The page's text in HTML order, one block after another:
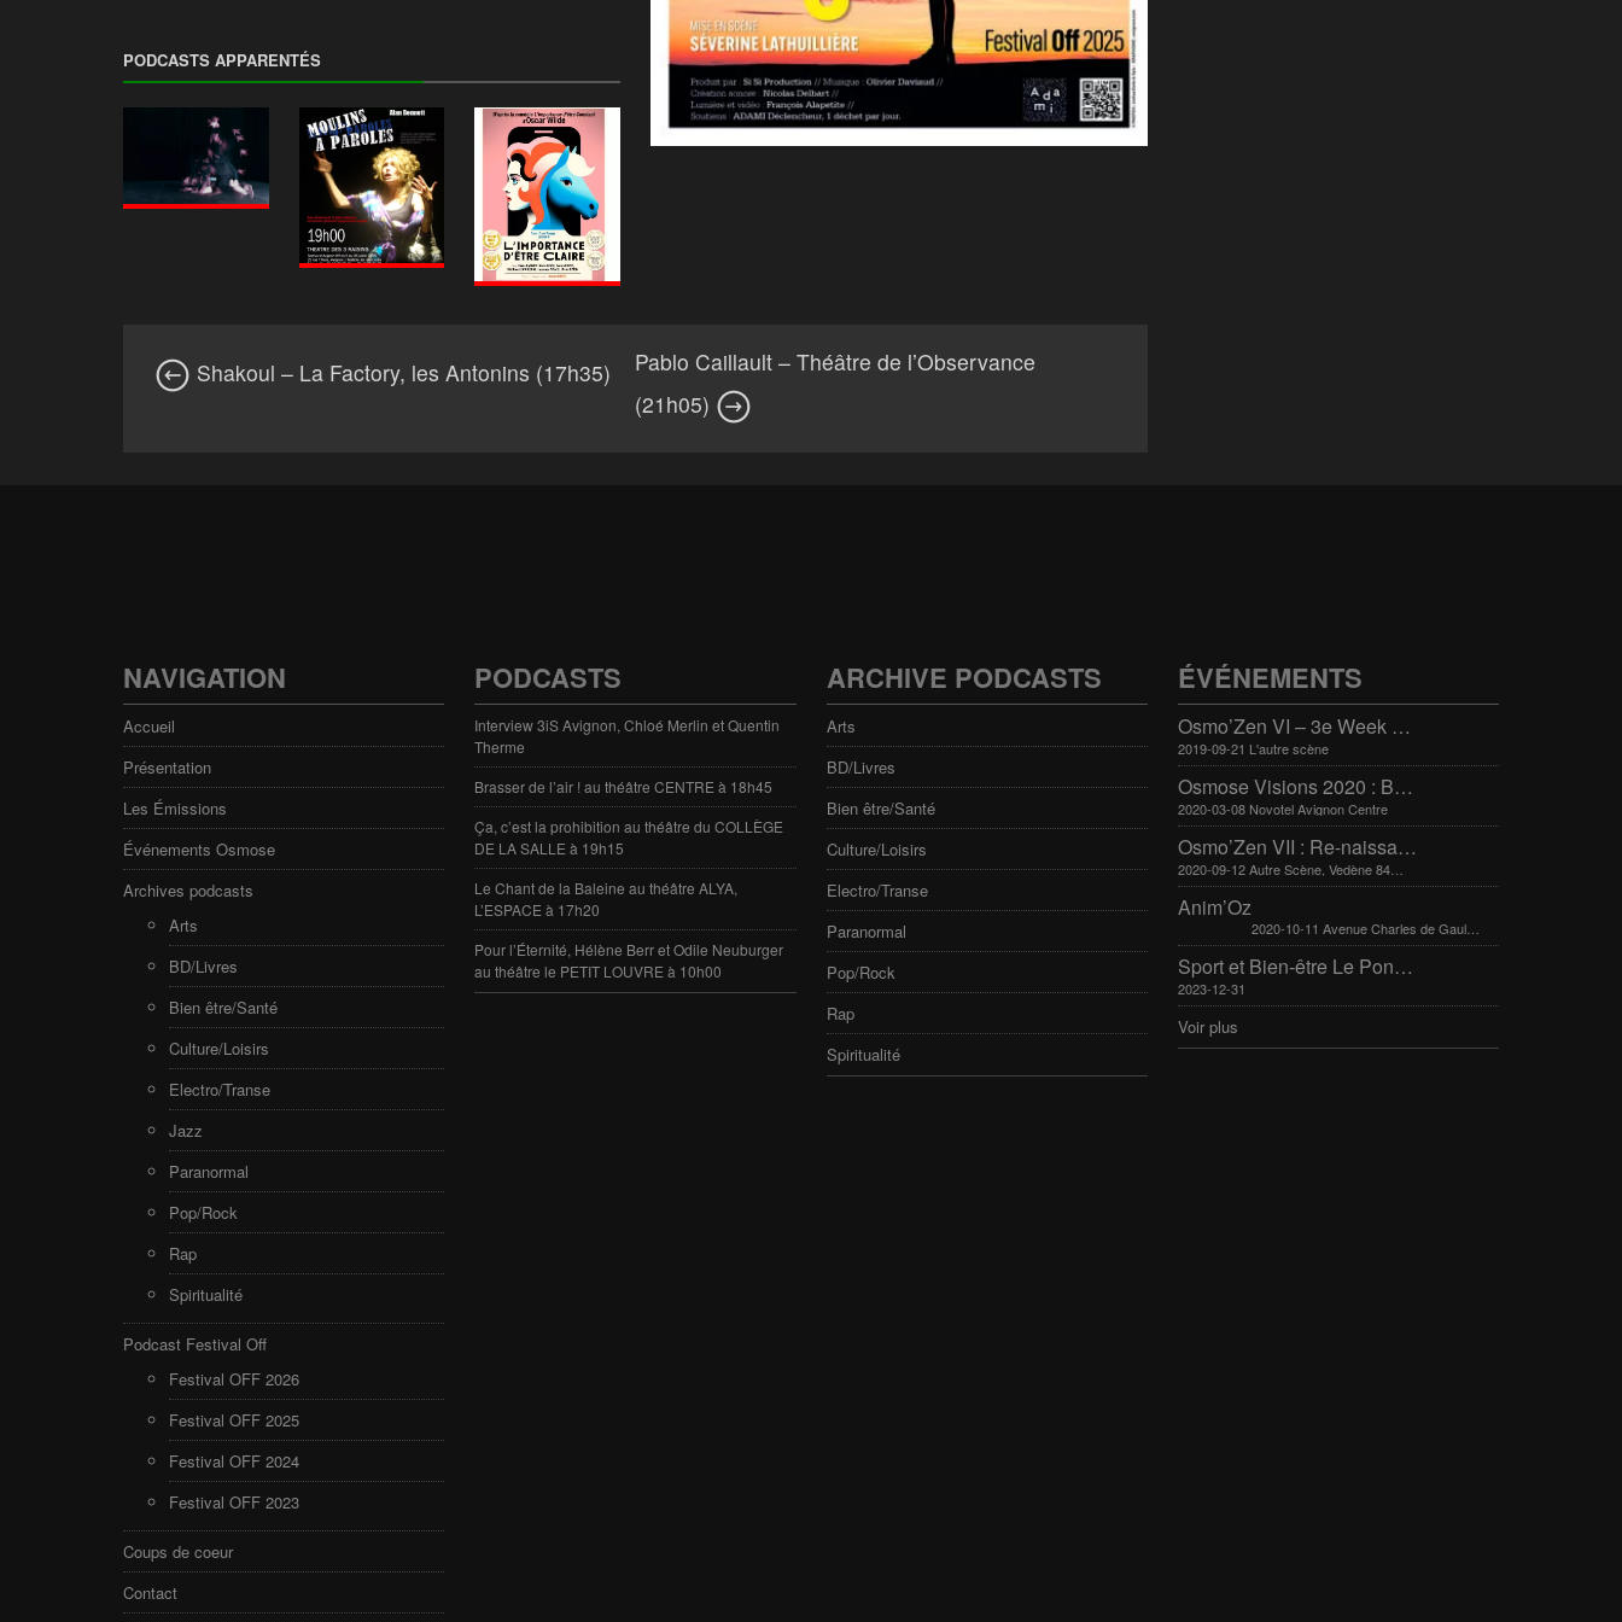
PODCASTS APPARENTÉS
Shakoul – La Factory, les Antonins (17h35)
Pablo Caillault – Théâtre de l’Observance
(21h05)
NAVIGATION
Accueil
Présentation
Les Émissions
Événements Osmose
Archives podcasts
Arts
BD/Livres
Bien être/Santé
Culture/Loisirs
Electro/Transe
Jazz
Paranormal
Pop/Rock
Rap
Spiritualité
Podcast Festival Off
Festival OFF 2026
Festival OFF 2025
Festival OFF 2024
Festival OFF 2023
Coups de coeur
Contact
PODCASTS
Interview 3iS Avignon, Chloé Merlin et Quentin
Therme
Brasser de l’air ! au théâtre CENTRE à 18h45
Ça, c’est la prohibition au théâtre du COLLÈGE
DE LA SALLE à 19h15
Le Chant de la Baleine au théâtre ALYA,
L’ESPACE à 17h20
Pour l’Éternité, Hélène Berr et Odile Neuburger
au théâtre le PETIT LOUVRE à 10h00
ARCHIVE PODCASTS
Arts
BD/Livres
Bien être/Santé
Culture/Loisirs
Electro/Transe
Paranormal
Pop/Rock
Rap
Spiritualité
ÉVÉNEMENTS
Osmo’Zen VI – 3e Week end international du bien-être
2019-09-21 L'autre scène
Osmose Visions 2020 : Bien-être et arts divinatoires
2020-03-08 Novotel Avignon Centre
Osmo’Zen VII : Re-naissance
2020-09-12 Autre Scène, Vedène 84270
Anim’Oz
2020-10-11 Avenue Charles de Gaulle 30400 Villeneuve-Lès-Avignon
Sport et Bien-être Le Pontet 16-17 mars 2024
2023-12-31
Voir plus